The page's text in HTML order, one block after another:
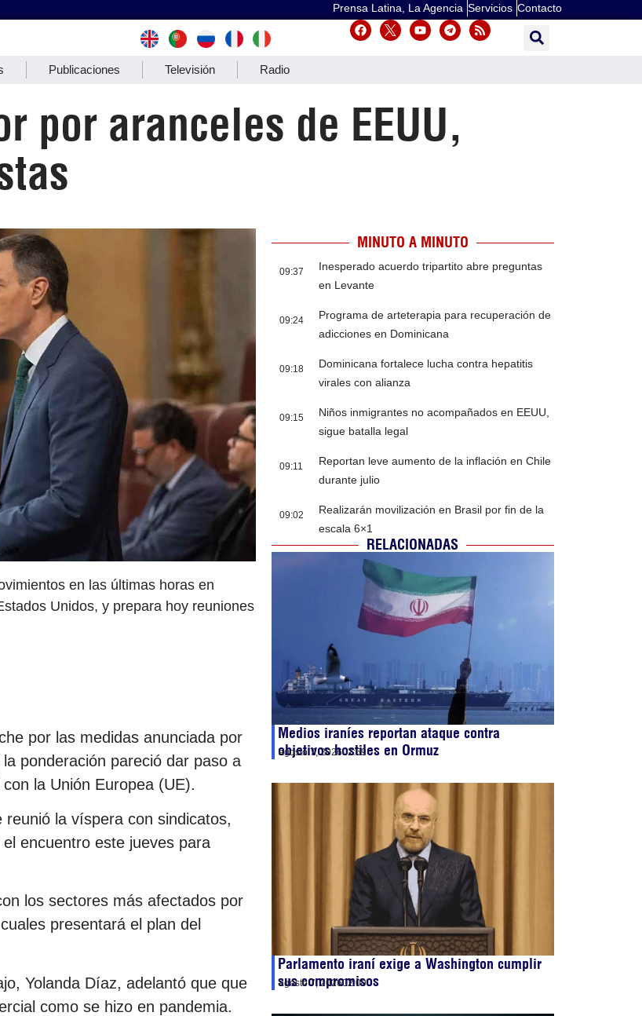
Prensa Latina, La Agencia Servicios Contacto
Publicaciones Televisión Radio
por aranceles de EEUU,
en las últimas horas en
Unidos, y prepara hoy reuniones
por las medidas anunciada por
ponderación pareció dar paso a
la Unión Europea (UE).
la víspera con sindicatos,
encuentro este jueves para
los sectores más afectados por
presentará el plan del
Yolanda Díaz, adelantó que que
como se hizo en pandemia.
MINUTO A MINUTO
09:37
Inesperado acuerdo tripartito abre preguntas
en Levante
09:24
Programa de arteterapia para recuperación de
adicciones en Dominicana
09:18
Dominicana fortalece lucha contra hepatitis
virales con alianza
09:15
Niños inmigrantes no acompañados en EEUU,
sigue batalla legal
09:11
Reportan leve aumento de la inflación en Chile
durante julio
09:02
Realizarán movilización en Brasil por fin de la
escala 6×1
RELACIONADAS
Medios iraníes reportan ataque contra
objetivos hostiles en Ormuz
agosto 7, 202602:59
Parlamento iraní exige a Washington cumplir
sus compromisos
agosto 7, 202602:09